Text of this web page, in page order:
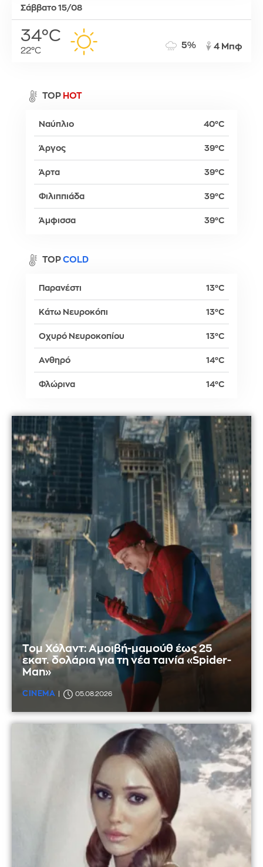
Σάββατο 15/08
34°C
22°C
5% 4 Μπφ
TOP HOT
Ναύπλιο 40°C
Άργος 39°C
Άρτα 39°C
Φιλιππιάδα 39°C
Άμφισσα 39°C
TOP COLD
Παρανέστι 13°C
Κάτω Νευροκόπι 13°C
Οχυρό Νευροκοπίου 13°C
Ανθηρό 14°C
Φλώρινα 14°C
Τομ Χόλαντ: Αμοιβή-μαμούθ έως 25
εκατ. δολάρια για τη νέα ταινία «Spider-
Man»
CINEMA 05.08.2026